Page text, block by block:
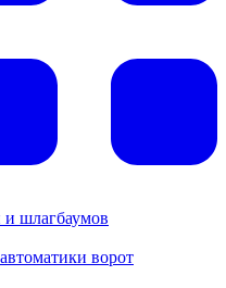
и шлагбаумов
ворот